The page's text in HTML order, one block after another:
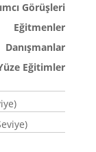
Görüşleri
Eğitmenler
Danışmanlar
Eğitimler